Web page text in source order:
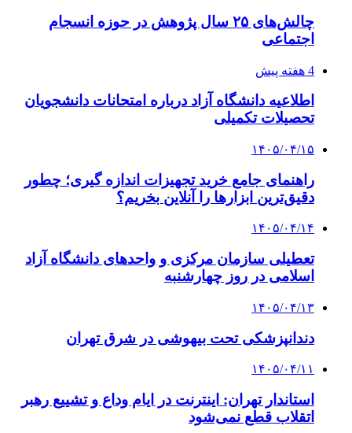
چالش‌های ۲۵ سال پژوهش در حوزه انسجام
اجتماعی
4 هفته پیش
اطلاعیه دانشگاه آزاد درباره امتحانات دانشجویان
تحصیلات تکمیلی
۱۴۰۵/۰۴/۱۵
راهنمای جامع خرید تجهیزات اندازه گیری؛ چطور
دقیق‌ترین ابزارها را آنلاین بخریم؟
۱۴۰۵/۰۴/۱۴
تعطیلی سازمان مرکزی و واحدهای دانشگاه آزاد
اسلامی در روز چهارشنبه
۱۴۰۵/۰۴/۱۳
دندانپزشکی تحت بیهوشی در شرق تهران
۱۴۰۵/۰۴/۱۱
استاندار تهران: اینترنت در ایام وداع و تشییع رهبر
اتقلاب قطع نمی‌شود